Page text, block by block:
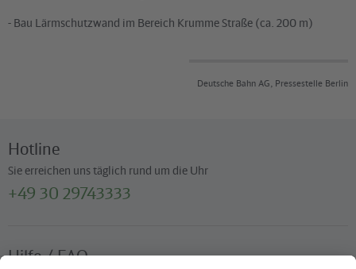
- Bau Lärmschutzwand im Bereich Krumme Straße (ca. 200 m)
Deutsche Bahn AG, Pressestelle Berlin
Hotline
Sie erreichen uns täglich rund um die Uhr
+49 30 29743333
Hilfe / FAQ